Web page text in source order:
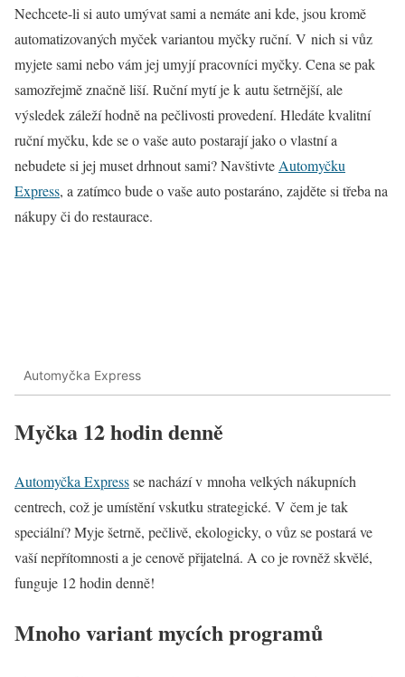
Nechcete-li si auto umývat sami a nemáte ani kde, jsou kromě
automatizovaných myček variantou myčky ruční. V nich si vůz
myjete sami nebo vám jej umyjí pracovníci myčky. Cena se pak
samozřejmě značně liší. Ruční mytí je k autu šetrnější, ale
výsledek záleží hodně na pečlivosti provedení. Hledáte kvalitní
ruční myčku, kde se o vaše auto postarají jako o vlastní a
nebudete si jej muset drhnout sami? Navštivte Automyčku
Express, a zatímco bude o vaše auto postaráno, zajděte si třeba na
nákupy či do restaurace.
Automyčka Express
Myčka 12 hodin denně
Automyčka Expressse nachází v mnoha velkých nákupních
centrech, což je umístění vskutku strategické. V čem je tak
speciální? Myje šetrně, pečlivě, ekologicky, o vůz se postará ve
vaší nepřítomnosti a je cenově přijatelná. A co je rovněž skvělé,
funguje 12 hodin denně!
Mnoho variant mycích programů